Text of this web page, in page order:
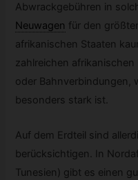
Abwrackgebühren in
Neuwagen für den
afrikanischen Staaten
zahlreichen
oder Bahnverbindungen,
besonders stark ist.
Auf dem Erdteil sind
berücksichtigen. In
Tunesien) gibt es einen